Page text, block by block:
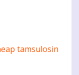
tamsulosin